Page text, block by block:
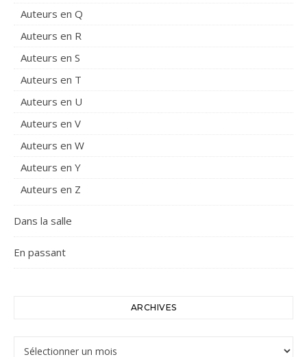
Auteurs en Q
Auteurs en R
Auteurs en S
Auteurs en T
Auteurs en U
Auteurs en V
Auteurs en W
Auteurs en Y
Auteurs en Z
Dans la salle
En passant
ARCHIVES
Archives